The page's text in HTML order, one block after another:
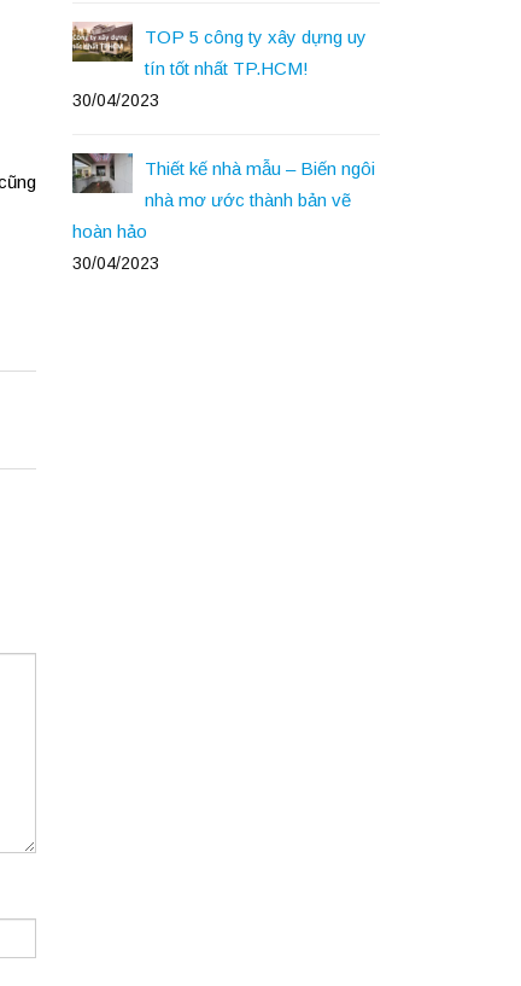
TOP 5 công ty xây dựng uy
tín tốt nhất TP.HCM!
30/04/2023
Thiết kế nhà mẫu – Biến ngôi
nhà mơ ước thành bản vẽ
hoàn hảo
30/04/2023